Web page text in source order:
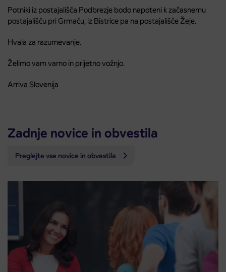
Potniki iz postajališča Podbrezje bodo napoteni k začasnemu
postajališču pri Grmaču, iz Bistrice pa na postajališče Žeje.
Hvala za razumevanje.
Želimo vam varno in prijetno vožnjo.
Arriva Slovenija
Zadnje novice in obvestila
Preglejte vse novice in obvestila